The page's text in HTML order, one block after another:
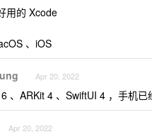
用的 Xcode
、iOS
Apr 20, 2022
、ARKit 4 、SwiftUI 4 ，手机
Apr 20, 2022